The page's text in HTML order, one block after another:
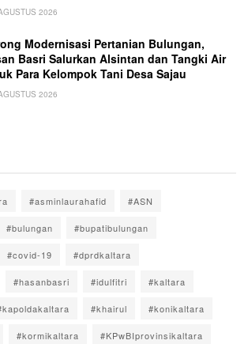
2026
Modernisasi Pertanian Bulungan,
Basri Salurkan Alsintan dan Tangki Air
Para Kelompok Tani Desa Sajau
2026
#asminlaurahafid #ASN
#bulungan #bupatibulungan
#covid-19 #dprdkaltara
#hasanbasri #idulfitri #kaltara
#khairul #konikaltara
#kormikaltara #KPwBIprovinsikaltara